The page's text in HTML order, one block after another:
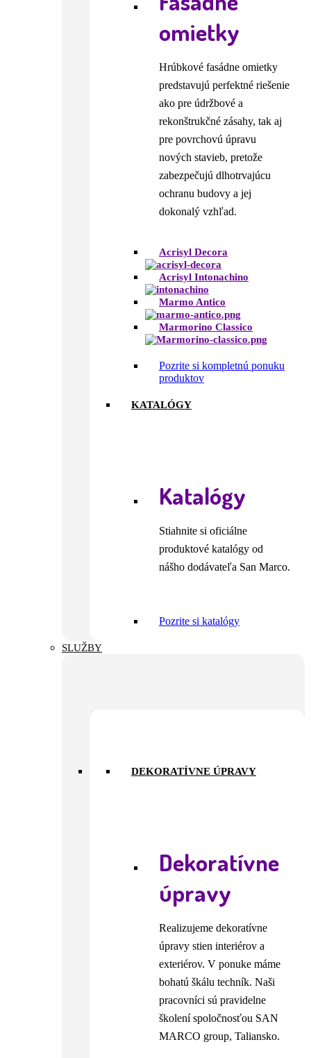
omietky
Hrúbkové fasádne omietky
predstavujú perfektné riešenie
ako pre údržbové a
rekonštrukčné zásahy, tak aj
pre povrchovú úpravu
nových stavieb, pretože
zabezpečujú dlhotrvajúcu
ochranu budovy a jej
dokonalý vzhľad.
Acrisyl Decora
Acrisyl Intonachino
Marmo Antico
Marmorino Classico
Pozrite si kompletnú ponuku
produktov
KATALÓGY
Katalógy
Stiahnite si oficiálne
produktové katalógy od
nášho dodávateľa San Marco.
Pozrite si katalógy
SLUŽBY
DEKORATÍVNE ÚPRAVY
Dekoratívne
úpravy
Realizujeme dekoratívne
úpravy stien interiérov a
exteriérov. V ponuke máme
bohatú škálu techník. Naši
pracovníci sú pravidelne
školení spoločnosťou SAN
MARCO group, Taliansko.